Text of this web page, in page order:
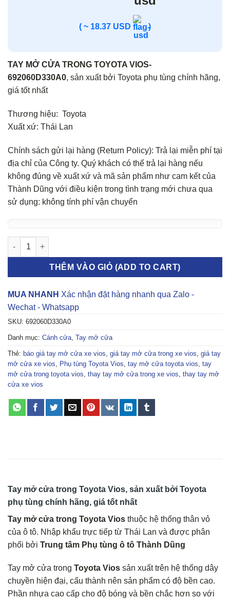
( ~ 18.37 USD )
TAY MỞ CỬA TRONG TOYOTA VIOS-
692060D330A0, sản xuất bởi Toyota phụ tùng chính hãng,
giá tốt nhất
Thương hiệu: Toyota
Xuất xứ: Thái Lan
Chính sách gửi lại hàng (Return Policy): Trả lại miễn phí tại
địa chỉ của Công ty. Quý khách có thể trả lại hàng nếu
không đúng về xuất xứ và mã sản phẩm như cam kết của
Thành Dũng với điều kiện trong tình trạng mới chưa qua
sử dụng: không tính phí vận chuyển
Tay mở cửa trong Toyota Vios số lượng
THÊM VÀO GIỎ (ADD TO CART)
MUA NHANH Xác nhận đặt hàng nhanh qua Zalo -
Wechat - Whatsapp
SKU: 692060D330A0
Danh mục: Cánh cửa Tay mở cửa
Thẻ: báo giá tay mở cửa xe vios giá tay mở cửa trong xe vios giá tay
mở cửa xe vios
Phụ tùng Toyota Vios tay mở cửa toyota vios tay
mở cửa trong toyota vios thay tay mở cửa trong xe vios thay tay mở
cửa xe vios
Tay mở cửa trong Toyota Vios, sản xuất bởi Toyota
phụ tùng chính hãng, giá tốt nhất
Tay mở cửa trong Toyota Vios thuộc hệ thống thân vỏ
của ô tô. Nhập khẩu trực tiếp từ Thái Lan và được phân
phối bởi Trung tâm Phụ tùng ô tô Thành Dũng
Tay mở cửa trong Toyota Vios sản xuất trên hệ thống dây
chuyền hiện đại, cấu thành nên sản phẩm có độ bền cao.
Phần nhựa cao cấp cho độ bóng và bền chắc hơn so với